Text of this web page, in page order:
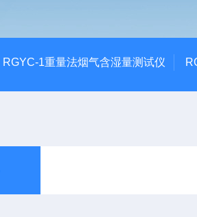
RGYC-1重量法烟气含湿量测试仪